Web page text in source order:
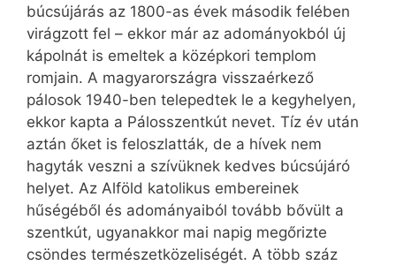
búcsújárás az 1800-as évek második felében
virágzott fel – ekkor már az adományokból új
kápolnát is emeltek a középkori templom
romjain. A magyarországra visszaérkező
pálosok 1940-ben telepedtek le a kegyhelyen,
ekkor kapta a Pálosszentkút nevet. Tíz év után
aztán őket is feloszlatták, de a hívek nem
hagyták veszni a szívüknek kedves búcsújáró
helyet. Az Alföld katolikus embereinek
hűségéből és adományaiból tovább bővült a
szentkút, ugyanakkor mai napig megőrizte
csöndes természetközeliségét. A több száz